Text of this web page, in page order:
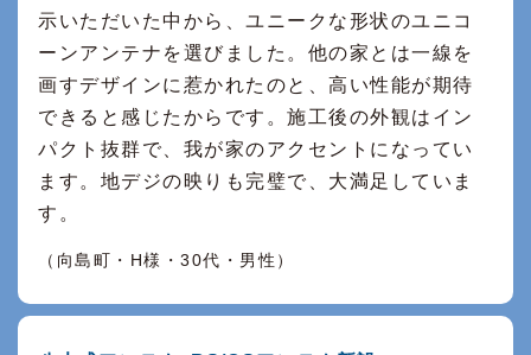
示いただいた中から、ユニークな形状のユニコ
ーンアンテナを選びました。他の家とは一線を
画すデザインに惹かれたのと、高い性能が期待
できると感じたからです。施工後の外観はイン
パクト抜群で、我が家のアクセントになってい
ます。地デジの映りも完璧で、大満足していま
す。
（向島町・H様・30代・男性）